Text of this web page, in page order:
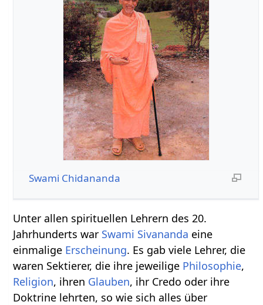
Swami Chidananda
Unter allen spirituellen Lehrern des 20.
Jahrhunderts war Swami Sivananda eine
einmalige Erscheinung. Es gab viele Lehrer, die
waren Sektierer, die ihre jeweilige Philosophie,
Religion, ihren Glauben, ihr Credo oder ihre
Doktrine lehrten, so wie sich alles über